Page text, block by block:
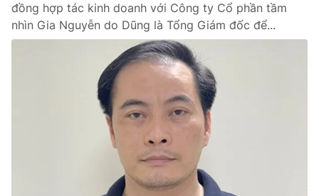
đồng hợp tác kinh doanh với Công ty Cổ phần tầm
nhìn Gia Nguyễn do Dũng là Tổng Giám đốc để...